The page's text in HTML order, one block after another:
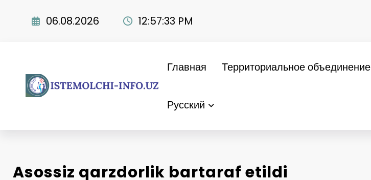
06.08.2026 12:57:34 PM
Главная Территориальное объединение
Русский
Asossiz qarzdorlik bartaraf etildi